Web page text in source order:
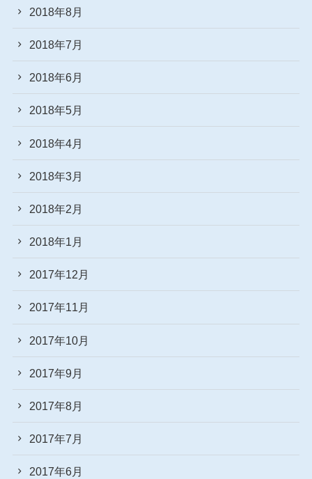
2018年8月
2018年7月
2018年6月
2018年5月
2018年4月
2018年3月
2018年2月
2018年1月
2017年12月
2017年11月
2017年10月
2017年9月
2017年8月
2017年7月
2017年6月